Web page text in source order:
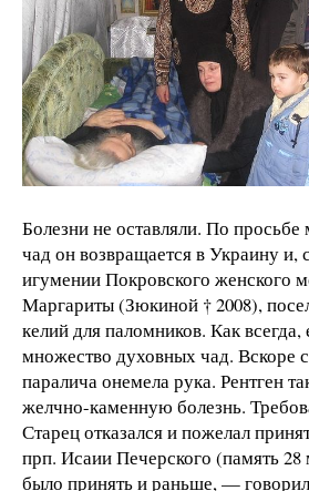
Болезни не оставляли. По
чад он возвращается в Украину и,
игумении Покровского женского
Маргариты (Зюкиной † 2008),
келий для паломников. Как всегда,
множество духовных чад. Вскоре
паралича онемела рука. Рентген
желчно-каменную болезнь.
Старец отказался и пожелал
прп. Исаии Печерского (память
было принять и раньше, —